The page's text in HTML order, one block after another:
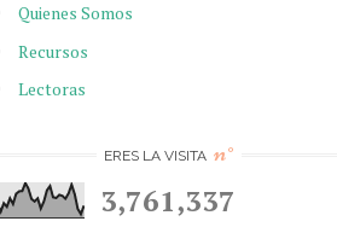
Quienes Somos
Recursos
Lectoras
ERES LA VISITA n°
3,761,337